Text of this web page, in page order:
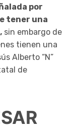
por
tener una
sin embargo de
tienen una
Alberto “N”
de